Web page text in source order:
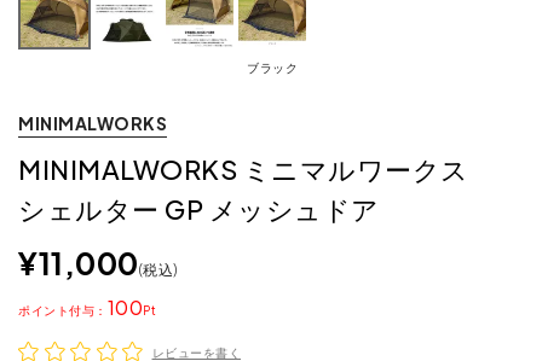
ブラック
MINIMALWORKS
MINIMALWORKS ミニマルワークス
シェルター GP メッシュドア
¥11,000 税込
100
ポイント
レビューを書く